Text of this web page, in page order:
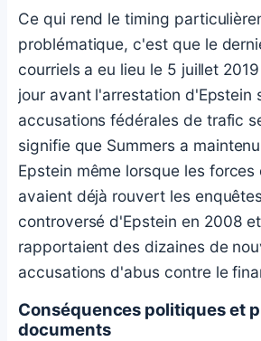
Ce qui rend le timing
problématique, c'est que le
courriels a eu lieu le 5 juillet
jour avant l'arrestation d'Epstein
accusations fédérales de trafic
signifie que Summers a
Epstein même lorsque les
avaient déjà rouvert les
controversé d'Epstein en 2008
rapportaient des dizaines de
accusations d'abus contre le
Conséquences politiques et
documents